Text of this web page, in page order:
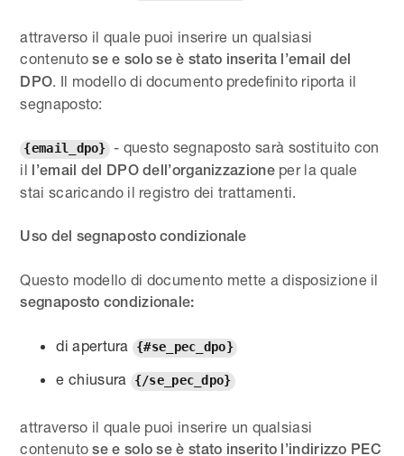
attraverso il quale puoi inserire un qualsiasi
contenutose e solo se è stato inserita l’email del
DPO. Il modello di documento predefinito riporta il
segnaposto:
{email_dpo} - questo segnaposto sarà sostituito con
il l’email del DPO dell’organizzazione per la quale
stai scaricando il registro dei trattamenti.
Uso del segnaposto condizionale
Questo modello di documento mette a disposizione il
segnaposto condizionale:
di apertura {#se_pec_dpo}
e chiusura {/se_pec_dpo}
attraverso il quale puoi inserire un qualsiasi
contenutose e solo se è stato inserito l’indirizzo PEC